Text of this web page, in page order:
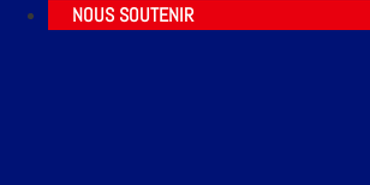
NOUS SOUTENIR